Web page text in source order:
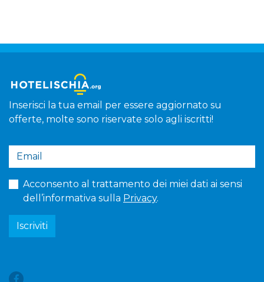
Inserisci la tua email per essere aggiornato su
offerte, molte sono riservate solo agli iscritti!
Acconsento al trattamento dei miei dati ai sensi
dell’informativa sulla Privacy.
Iscriviti